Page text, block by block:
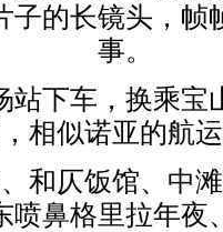
子的长镜头，帧
事。
下车，换乘宝
相似诺亚的航
仄饭馆、中滩
喷鼻格里拉年